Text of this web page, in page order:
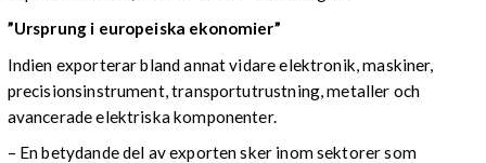
”Ursprung i europeiska ekonomier”
Indien exporterar bland annat vidare elektronik, maskiner,
precisionsinstrument, transportutrustning, metaller och
avancerade elektriska komponenter.
– En betydande del av exporten sker inom sektorer som